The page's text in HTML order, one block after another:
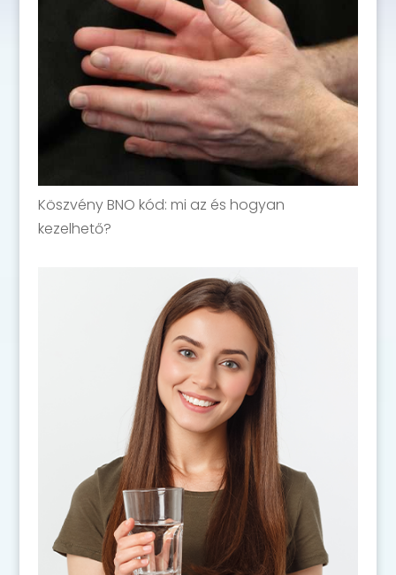
Köszvény BNO kód: mi az és hogyan
kezelhető?